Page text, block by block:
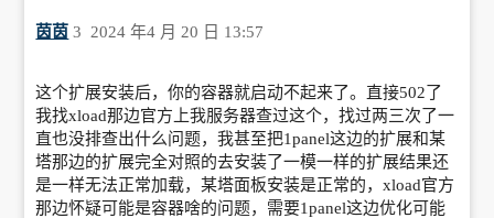
茵茵 2024 年4 月 20 日 13:57
3
这个扩展安装后，你的容器就启动不起来了。直接502了
我找xload那边官方上我服务器查过这个，找过两三次了一
直也没排查出什么问题，我甚至把1panel这边的扩展和某
塔那边的扩展完全对照的去安装了一模一样的扩展结果还
是一样无法正常加载，某塔面板安装是正常的，xload官方
那边怀疑可能是容器啥的问题，需要1panel这边优化可能